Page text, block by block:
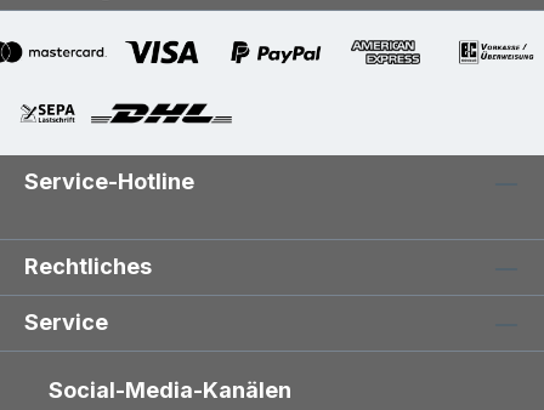
Service-Hotline
Rechtliches
Service
Social-Media-Kanälen